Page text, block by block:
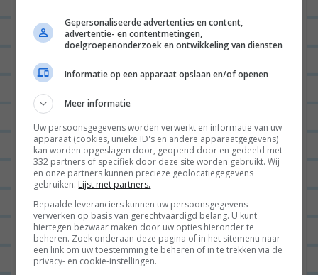
LUDWINE
DEMEULEMEESTER
02/09/2021 op
16:35
Zeer graag maak ik heerlijk uitziend
gerechtAuberginecurry met
kokosrijst en zelfgemaakt
naanbrood’doch ik zie geen
beschrijving hoe ik die
ketchupachtige saus moet maken
aan de rechter zijde van het
bord,noch de beschrijving hoe ik
naanbrood moet maken,dank voor de
hulp,ludwine
Gepersonaliseerde advertenties en content,
advertentie- en contentmetingen,
doelgroepenonderzoek en ontwikkeling van diensten
Informatie op een apparaat opslaan en/of openen
Meer informatie
Uw persoonsgegevens worden verwerkt en informatie van uw
apparaat (cookies, unieke ID's en andere apparaatgegevens)
kan worden opgeslagen door, geopend door en gedeeld met
332 partners of specifiek door deze site worden gebruikt. Wij
en onze partners kunnen precieze geolocatiegegevens
gebruiken. Lijst met partners.
Bepaalde leveranciers kunnen uw persoonsgegevens
verwerken op basis van gerechtvaardigd belang. U kunt
hiertegen bezwaar maken door uw opties hieronder te
beheren. Zoek onderaan deze pagina of in het sitemenu naar
een link om uw toestemming te beheren of in te trekken via de
privacy- en cookie-instellingen.